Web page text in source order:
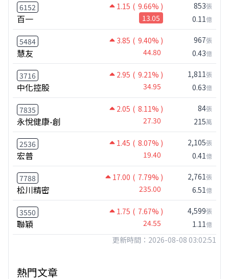
6152 1.15 ( 9.66% )
百一 13.05
853張
0.11億
5484 3.85 ( 9.40% )
慧友 44.80
967張
0.43億
3716 2.95 ( 9.21% )
中化控股 34.95
1,811張
0.63億
7835 2.05 ( 8.11% )
永悅健康-創 27.30
84張
215萬
2536 1.45 ( 8.07% )
宏普 19.40
2,105張
0.41億
7788 17.00 ( 7.79% )
松川精密 235.00
2,761張
6.51億
3550 1.75 ( 7.67% )
聯穎 24.55
4,599張
1.11億
更新時間：2026-08-08 03:02:51
熱門文章